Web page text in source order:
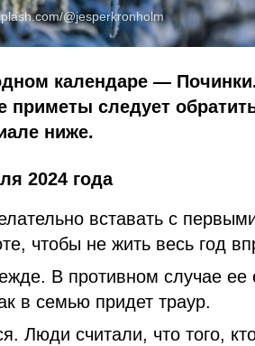
@jesperkronholm
календаре —
приметы следует
ниже.
2024 года
вставать с
чтобы не жить весь год
В противном случае ее
в семью придет траур.
Люди считали, что того,